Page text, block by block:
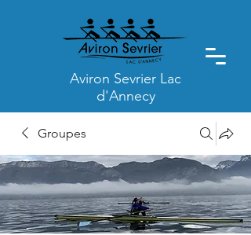
Aviron Sevrier Lac
d'Annecy
Groupes